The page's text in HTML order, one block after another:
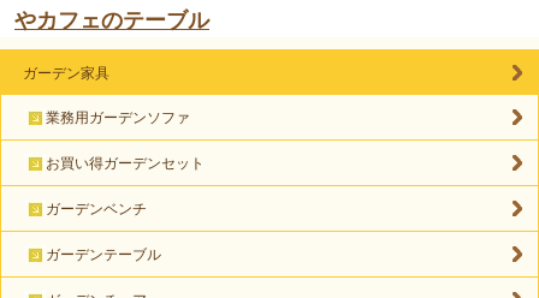
やカフェのテーブル
ガーデン家具
業務用ガーデンソファ
お買い得ガーデンセット
ガーデンベンチ
ガーデンテーブル